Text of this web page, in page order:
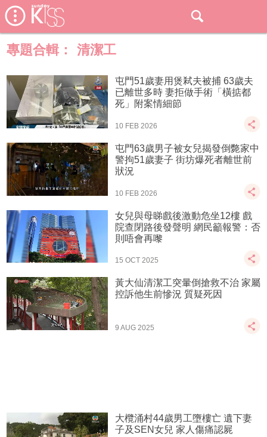
專題合輯： 清潔工
屯門51歲妻用煲弒夫被捕 63歲夫
已離世多時 妻拒做手術「橫掂都
死」附案情細節
10 FEB 2026
屯門63歲男子被女兒揭發倒斃家中
警拘51歲妻子 街坊爆死者離世前
狀況
10 FEB 2026
女兒與母睇戲後激動危坐12樓 戲
院查閉路後發聲明 網民籲報警：否
則唔會再嚟
15 OCT 2025
黃大仙清潔工突暈倒搶救不治 家屬
控訴他生前慘況 質疑死因
9 AUG 2025
大欖涌村44歲男工墮樓亡 遺下妻
子及SEN女兒 家人傷痛認屍